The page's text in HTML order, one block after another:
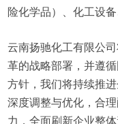
险化学品）、化工设
云南扬驰化工有限公
革的战略部署，并遵
方针，我们将持续推
深度调整与优化，合
力，全面刷新企业整